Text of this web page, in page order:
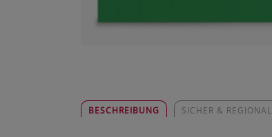
BESCHREIBUNG SICHER & REGIONAL